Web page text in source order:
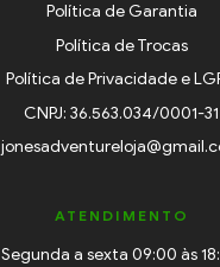
Política de Garantia
Política de Trocas
Política de Privacidade e
CNPJ: 36.563.034/0001-31
ATENDIMENTO
Segunda a sexta 09:00 às